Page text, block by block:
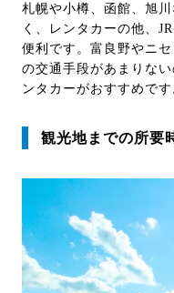
札幌や小樽、函館、旭
く、レンタカーの他、
便利です。富良野やニ
の交通手段があまりな
ンタカーがおすすめです
観光地までの所要